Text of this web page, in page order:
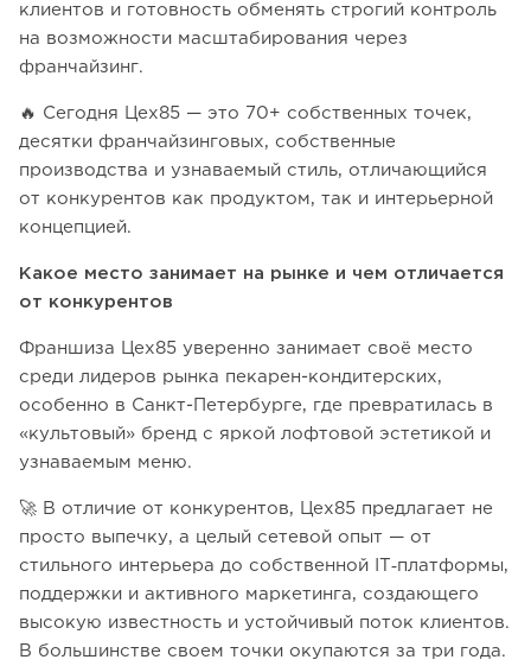
клиентов и готовность обменять строгий контроль
на возможности масштабирования через
франчайзинг.
🔥 Сегодня Цех85 — это 70+ собственных точек,
десятки франчайзинговых, собственные
производства и узнаваемый стиль, отличающийся
от конкурентов как продуктом, так и интерьерной
концепцией.
Какое место занимает на рынке и чем отличается
от конкурентов
Франшиза Цех85 уверенно занимает своё место
среди лидеров рынка пекарен-кондитерских,
особенно в Санкт-Петербурге, где превратилась в
«культовый» бренд с яркой лофтовой эстетикой и
узнаваемым меню.
🚀 В отличие от конкурентов, Цех85 предлагает не
просто выпечку, а целый сетевой опыт — от
стильного интерьера до собственной IT‑платформы,
поддержки и активного маркетинга, создающего
высокую известность и устойчивый поток клиентов.
В большинстве своем точки окупаются за три года.